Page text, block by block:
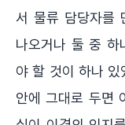
서 물류 담당자를
나오거나 둘 중 하
야 할 것이 하나 있
안에 그대로 두면